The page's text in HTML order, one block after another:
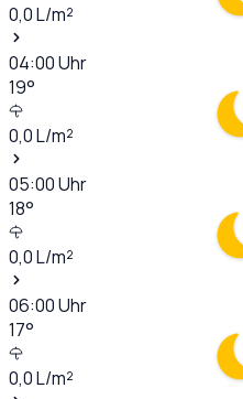
0,0L/m²
04:00Uhr
19°
0,0L/m²
05:00Uhr
18°
0,0L/m²
06:00Uhr
17°
0,0L/m²